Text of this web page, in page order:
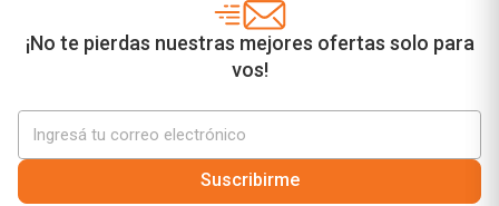
¡No te pierdas nuestras mejores ofertas solo para
vos!
Suscribirme